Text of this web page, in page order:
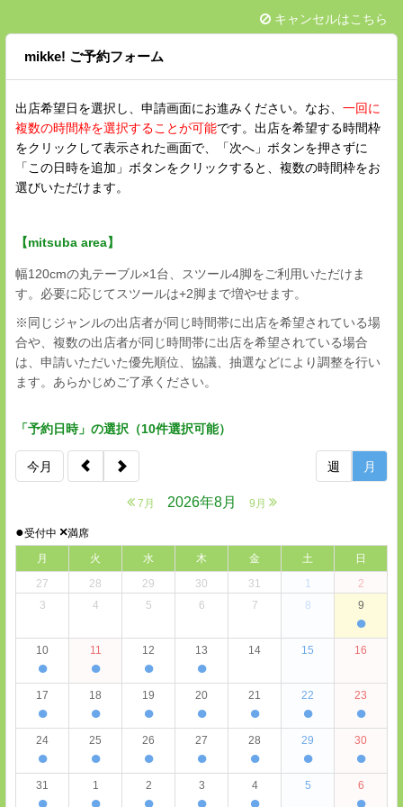
キャンセルはこちら
mikke! ご予約フォーム
出店希望日を選択し、申請画面にお進みください。なお、 一回に
複数の時間枠を選択することが可能です。出店を希望する時間枠
をクリックして表示された画面で、「次へ」ボタンを押さずに
「この日時を追加」ボタンをクリックすると、複数の時間枠をお
選びいただけます。
【mitsuba area】
幅120cmの丸テーブル×1台、スツール4脚をご利用いただけま
す。必要に応じてスツールは+2脚まで増やせます。
※同じジャンルの出店者が同じ時間帯に出店を希望されている場
合や、複数の出店者が同じ時間帯に出店を希望されている場合
は、申請いただいた優先順位、協議、抽選などにより調整を行い
ます。あらかじめご了承ください。
「予約日時」の選択（10件選択可能）
今月
7月 2026年8月 9月
週 月
●受付中 ×満席
月
火 水 木 金 土
日
27
28 29 30 31 1
2
3
4 5 6 7 8 9
●
10
●
11
●
12
●
13
●
14 15 16
17
●
18
●
19
●
20
●
21
●
22
●
23
●
24
●
25
●
26
●
27
●
28
●
29
●
30
●
31 1 2 3 4 5 6